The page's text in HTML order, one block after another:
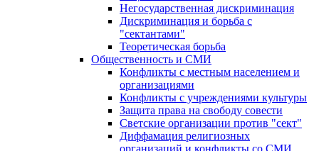
Негосударственная дискриминация
Дискриминация и борьба с
"сектантами"
Теоретическая борьба
Общественность и СМИ
Конфликты с местным населением и
организациями
Конфликты с учреждениями культуры
Защита права на свободу совести
Светские организации против "сект"
Диффамация религиозных